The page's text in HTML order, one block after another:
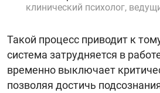
клинический психолог,
Такой процесс приводит к
система затрудняется в
временно выключает
позволяя достичь